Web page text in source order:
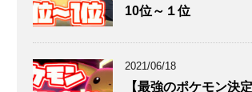
10位～１位
2021/06/18
【最強のポケモン決定